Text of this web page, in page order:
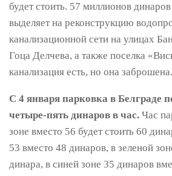
будет стоить. 57 миллионов
выделяет на реконструкцию
канализационной сети на улицах
Гоца Делчева, а также поселка
канализация есть, но она заброшена.
С 4 января парковка в Белграде
четыре-пять динаров в час. Час
зоне вместо 56 будет стоить 60
53 вместо 48 динаров, в зеленой
динара, в синей зоне 35 динаров